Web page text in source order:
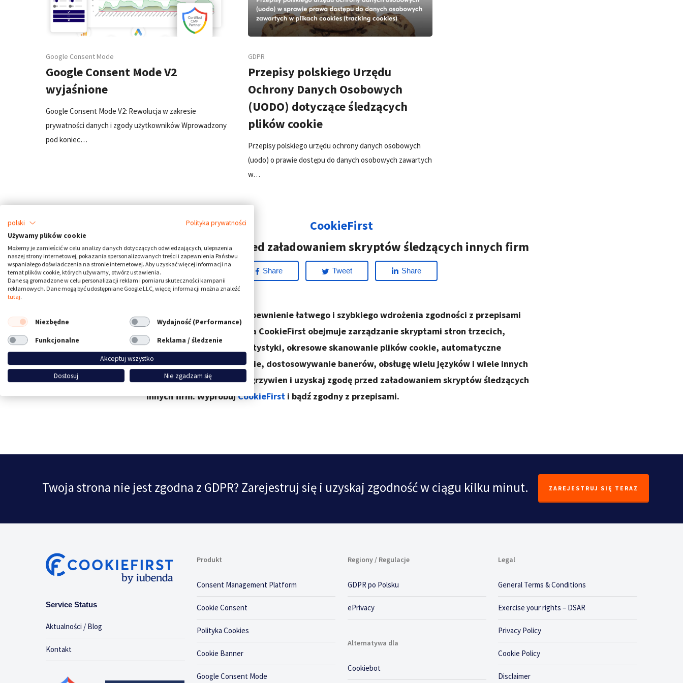
Google Consent Mode
Google Consent Mode V2
wyjaśnione
Google Consent Mode V2: Rewolucja w zakresie
prywatności danych i zgody użytkowników Wprowadzony
pod koniec…
GDPR
Przepisy polskiego Urzędu
Ochrony Danych Osobowych
(UODO) dotyczące śledzących
plików cookie
Przepisy polskiego urzędu ochrony danych osobowych
(uodo) o prawie dostępu do danych osobowych zawartych
w…
CookieFirst
Uzyskaj zgodę przed załadowaniem skryptów śledzących innych firm
Share Tweet Share
CookieFirst ma na celu zapewnienie łatwego i szybkiego wdrożenia zgodności z przepisami
ePrivacy i GDPR. Platforma CookieFirst obejmuje zarządzanie skryptami stron trzecich,
zarządzanie zgodami, statystyki, okresowe skanowanie plików cookie, automatyczne
deklarowanie plików cookie, dostosowywanie banerów, obsługę wielu języków i wiele innych
funkcji. Uniknij wysokich grzywien i uzyskaj zgodę przed załadowaniem skryptów śledzących
innych firm. WypróbujCookieFirst i bądź zgodny z przepisami.
Twoja strona nie jest zgodna z GDPR? Zarejestruj się i uzyskaj zgodność w ciągu kilku minut. ZAREJESTRUJ SIĘ TERAZ
Service Status
Aktualności / Blog
Kontakt
Produkt
Consent Management Platform
Cookie Consent
Polityka Cookies
Cookie Banner
Google Consent Mode
Regiony / Regulacje
GDPR po Polsku
ePrivacy
Alternatywa dla
Cookiebot
Legal
General Terms & Conditions
Exercise your rights – DSAR
Privacy Policy
Cookie Policy
Disclaimer
polski
Polityka prywatności
Używamy plików cookie
Możemy je zamieścić w celu analizy danych dotyczących odwiedzających, ulepszenia
naszej strony internetowej, pokazania spersonalizowanych treści i zapewnienia Państwu
wspaniałego doświadczenia na stronie internetowej. Aby uzyskać więcej informacji na
temat plików cookie, których używamy, otwórz ustawienia.
Dane są gromadzone w celu personalizacji reklam i pomiaru skuteczności kampanii
reklamowych. Dane mogą być udostępniane Google LLC, więcej informacji można znaleźć
tutaj.
Niezbędne
Wydajność (Performance)
Funkcjonalne
Reklama / śledzenie
Akceptuj wszystko
Dostosuj
Nie zgadzam się